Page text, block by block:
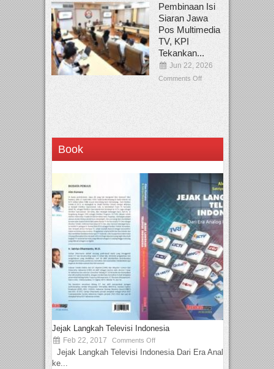
Pembinaan Isi
Siaran Jawa
Pos Multimedia
TV, KPI
Tekankan...
Jun 22, 2026
Comments Off
Book
Jejak Langkah Televisi Indonesia
Feb 22, 2017 Comments Off
Jejak Langkah Televisi Indonesia Dari Era Analog
ke...